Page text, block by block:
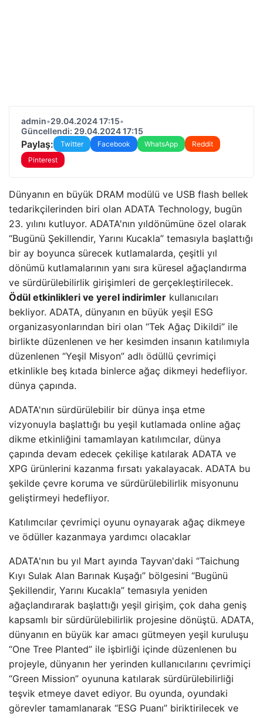
admin•29.04.2024 17:15•
Güncellendi: 29.04.2024 17:15
Paylaş: Twitter Facebook WhatsApp
Reddit
Pinterest
Dünyanın en büyük DRAM modülü ve USB flash bellek
tedarikçilerinden biri olan ADATA Technology, bugün
23. yılını kutluyor. ADATA'nın yıldönümüne özel olarak
“Bugünü Şekillendir, Yarını Kucakla” temasıyla başlattığı
bir ay boyunca sürecek kutlamalarda, çeşitli yıl
dönümü kutlamalarının yanı sıra küresel ağaçlandırma
ve sürdürülebilirlik girişimleri de gerçekleştirilecek.
Ödül etkinlikleri ve yerel indirimler kullanıcıları
bekliyor. ADATA, dünyanın en büyük yeşil ESG
organizasyonlarından biri olan “Tek Ağaç Dikildi” ile
birlikte düzenlenen ve her kesimden insanın katılımıyla
düzenlenen “Yeşil Misyon” adlı ödüllü çevrimiçi
etkinlikle beş kıtada binlerce ağaç dikmeyi hedefliyor.
dünya çapında.
ADATA'nın sürdürülebilir bir dünya inşa etme
vizyonuyla başlattığı bu yeşil kutlamada online ağaç
dikme etkinliğini tamamlayan katılımcılar, dünya
çapında devam edecek çekilişe katılarak ADATA ve
XPG ürünlerini kazanma fırsatı yakalayacak. ADATA bu
şekilde çevre koruma ve sürdürülebilirlik misyonunu
geliştirmeyi hedefliyor.
Katılımcılar çevrimiçi oyunu oynayarak ağaç dikmeye
ve ödüller kazanmaya yardımcı olacaklar
ADATA'nın bu yıl Mart ayında Tayvan'daki “Taichung
Kıyı Sulak Alan Barınak Kuşağı” bölgesini “Bugünü
Şekillendir, Yarını Kucakla” temasıyla yeniden
ağaçlandırarak başlattığı yeşil girişim, çok daha geniş
kapsamlı bir sürdürülebilirlik projesine dönüştü. ADATA,
dünyanın en büyük kar amacı gütmeyen yeşil kuruluşu
“One Tree Planted” ile işbirliği içinde düzenlenen bu
projeyle, dünyanın her yerinden kullanıcılarını çevrimiçi
“Green Mission” oyununa katılarak sürdürülebilirliği
teşvik etmeye davet ediyor. Bu oyunda, oyundaki
görevler tamamlanarak “ESG Puanı” biriktirilecek ve